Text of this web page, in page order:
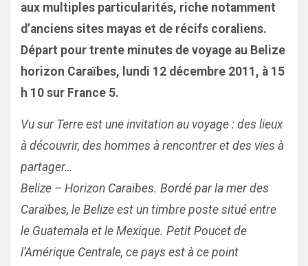
aux multiples particularités, riche notamment
d’anciens sites mayas et de récifs coraliens.
Départ pour trente minutes de voyage au Belize
horizon Caraïbes, lundi 12 décembre 2011, à 15
h 10 sur France 5.
Vu sur Terre est une invitation au voyage : des lieux
à découvrir, des hommes à rencontrer et des vies à
partager…
Belize – Horizon Caraïbes. Bordé par la mer des
Caraïbes, le Belize est un timbre poste situé entre
le Guatemala et le Mexique. Petit Poucet de
l’Amérique Centrale, ce pays est à ce point